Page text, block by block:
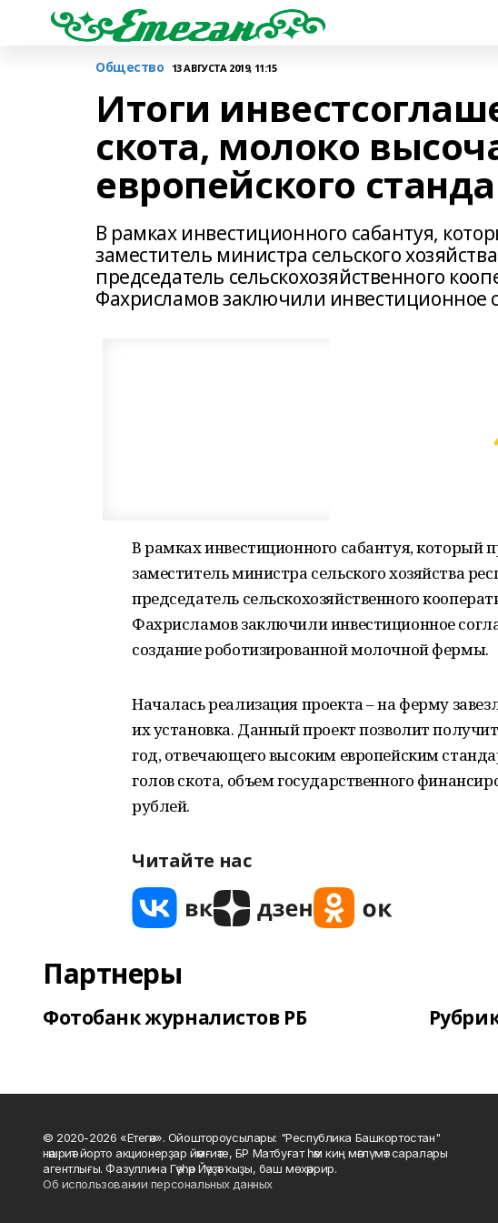
Общество 13 АВГУСТА 2019, 11:15
Итоги
скота, молоко
европейского
В рамках инвестиционного сабантуя,
заместитель министра сельского
председатель сельскохозяйственного
Фахрисламов заключили инвестиционное
В рамках инвестиционного сабантуя, который
заместитель министра сельского хозяйства
председатель сельскохозяйственного
Фахрисламов заключили инвестиционное
создание роботизированной молочной фермы.
Началась реализация проекта – на ферму
их установка. Данный проект позволит
год, отвечающего высоким европейским
голов скота, объем государственного
рублей.
Читайте нас
Партнеры
Фотобанк журналистов РБ
© 2020-2026 «Етегән». Ойоштороусылары: "Республика Башкортостан"
нәшриәт йорто акционерҙар йәмғиәте, БР Матбуғат һәм киң мәғлүмәт саралары
агентлығы. Фазуллина Гәүһәр Йәүҙәт ҡыҙы, баш мөхәррир.
Об использовании персональных данных